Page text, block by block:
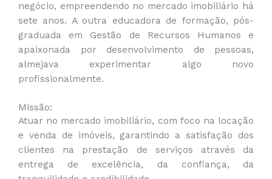
negócio, empreendendo no mercado imobiliário há
sete anos. A outra educadora de formação, pós-
graduada em Gestão de Recursos Humanos e
apaixonada por desenvolvimento de pessoas,
almejava experimentar algo novo
profissionalmente.
Missão:
Atuar no mercado imobiliário, com foco na locação
e venda de imóveis, garantindo a satisfação dos
clientes na prestação de serviços através da
entrega de excelência, da confiança, da